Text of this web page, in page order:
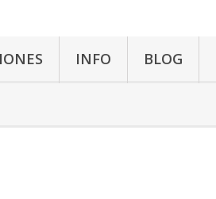
INFO BLOG